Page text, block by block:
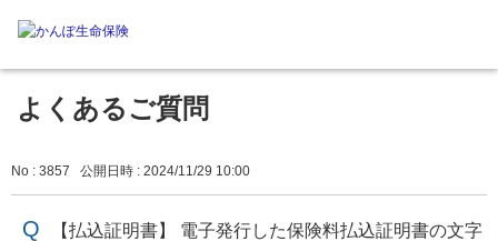
よくあるご質問
No : 3857 公開日時 : 2024/11/29 10:00
【払込証明書】 電子発行した保険料払込証明書の文字